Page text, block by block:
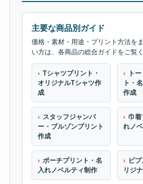
主要な商品別ガイド
価格・素材・用途・プリント方法を
い方は、各商品の総合ガイドをご覧く
Tシャツプリント・
オリジナルTシャツ作
成
ト
ト・
作成
スタッフジャンパ
ー・ブルゾンプリント
作成
巾着
れノ
ポーチプリント・名
入れノベルティ制作
ビ
リジ